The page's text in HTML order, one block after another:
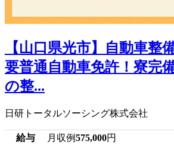
【山口県光市】自動車整
要普通自動車免許！寮完
の整...
日研トータルソーシング株式会社
給与 月収例575,000円